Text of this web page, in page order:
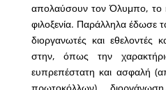
απολαύσουν τον Όλυμπο, το
φιλοξενία. Παράλληλα έδωσε
διοργανωτές και εθελοντές
στην, όπως την
ευπρεπέστατη και ασφαλή